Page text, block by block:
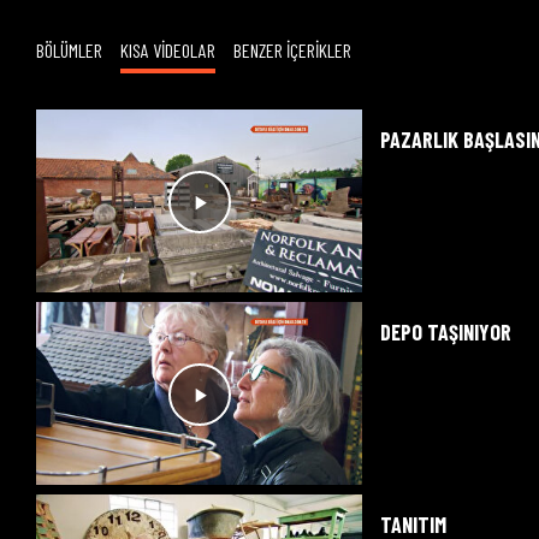
BÖLÜMLER KISA VİDEOLAR BENZER İÇERİKLER
PAZARLIK
DEPO TAŞINIYOR
TANITIM